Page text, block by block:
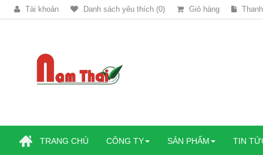
Tài khoản Danh sách yêu thích (0) Giỏ hàng
TRANG CHỦ CÔNG TY SẢN PHẨM TIN